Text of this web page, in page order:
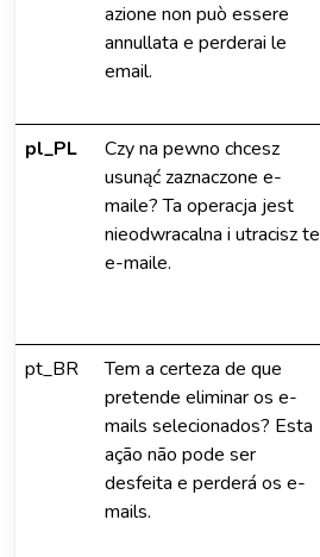
azione non può essere
annullata e perderai le
email.
pl_PL
Czy na pewno chcesz
usunąć zaznaczone e-
maile? Ta operacja jest
nieodwracalna i utracisz te
e-maile.
pt_BR
Tem a certeza de que
pretende eliminar os e-
mails selecionados? Esta
ação não pode ser
desfeita e perderá os e-
mails.